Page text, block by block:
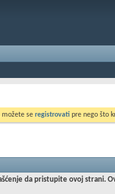
možete se registrovati pre nego što
da pristupite ovoj strani.